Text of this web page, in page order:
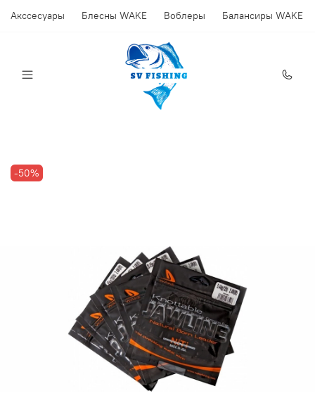
Акссесуары Блесны WAKE Воблеры Балансиры WAKE
-50%